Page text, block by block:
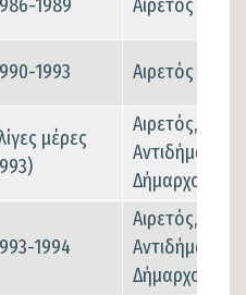
1989 Αιρετός
1993 Αιρετός
μέρες
Αιρετός,
Αντιδήμαρχος
Δήμαρχος
1994
Αιρετός,
Αντιδήμαρχος
Δήμαρχος